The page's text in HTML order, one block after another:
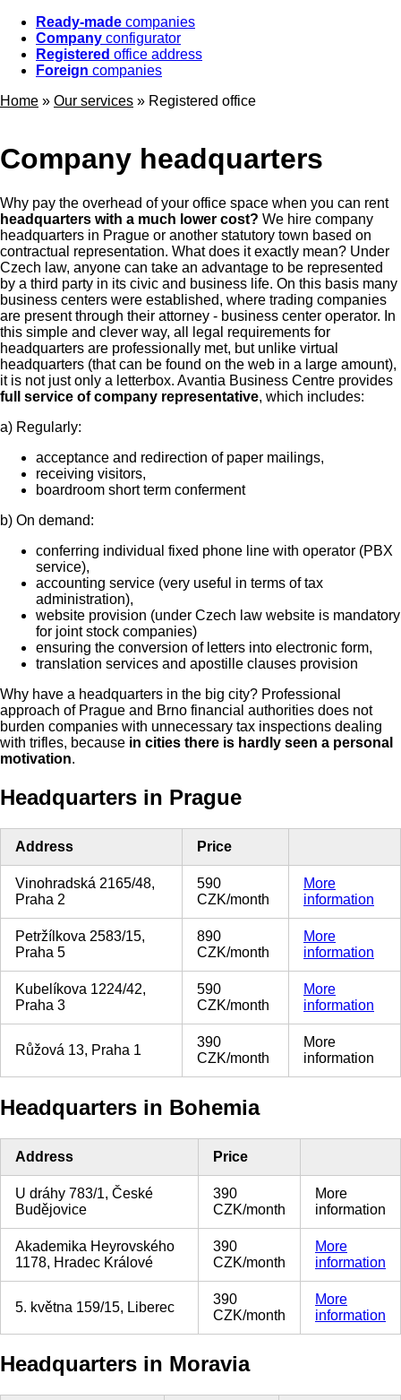
Ready-made companies
Company configurator
Registered office address
Foreign companies
Home » Our services » Registered office
Company headquarters
Why pay the overhead of your office space when you can rent
headquarters with a much lower cost? We hire company
headquarters in Prague or another statutory town based on
contractual representation. What does it exactly mean? Under
Czech law, anyone can take an advantage to be represented
by a third party in its civic and business life. On this basis many
business centers were established, where trading companies
are present through their attorney - business center operator. In
this simple and clever way, all legal requirements for
headquarters are professionally met, but unlike virtual
headquarters (that can be found on the web in a large amount),
it is not just only a letterbox. Avantia Business Centre provides
full service of company representative, which includes:
a) Regularly:
acceptance and redirection of paper mailings,
receiving visitors,
boardroom short term conferment
b) On demand:
conferring individual fixed phone line with operator (PBX
service),
accounting service (very useful in terms of tax
administration),
website provision (under Czech law website is mandatory
for joint stock companies)
ensuring the conversion of letters into electronic form,
translation services and apostille clauses provision
Why have a headquarters in the big city? Professional
approach of Prague and Brno financial authorities does not
burden companies with unnecessary tax inspections dealing
with trifles, because in cities there is hardly seen a personal
motivation.
Headquarters in Prague
Address Price
Vinohradská 2165/48,
Praha 2
590
CZK/month
More
information
Petržílkova 2583/15,
Praha 5
890
CZK/month
More
information
Kubelíkova 1224/42,
Praha 3
590
CZK/month
More
information
Růžová 13, Praha 1
390
CZK/month
More
information
Headquarters in Bohemia
Address Price
U dráhy 783/1, České
Budějovice
390
CZK/month
More
information
Akademika Heyrovského
1178, Hradec Králové
390
CZK/month
More
information
5. května 159/15, Liberec
390
CZK/month
More
information
Headquarters in Moravia